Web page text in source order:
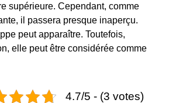
supérieure. Cependant, comme
il passera presque inaperçu.
peut apparaître. Toutefois,
elle peut être considérée comme
4.7/5 - (3 votes)